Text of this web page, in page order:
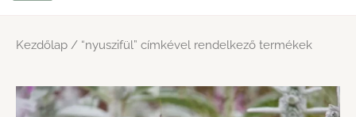
Kezdőlap / “nyuszifül” címkével rendelkező termékek